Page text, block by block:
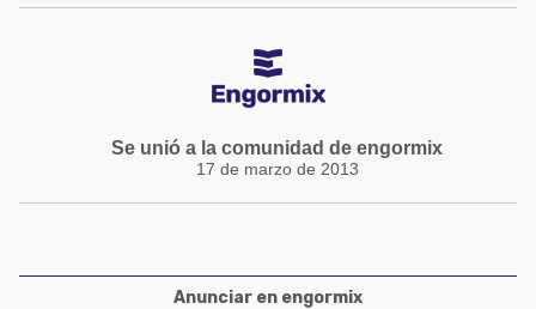
Se unió a la comunidad de engormix
17 de marzo de 2013
Anunciar en engormix